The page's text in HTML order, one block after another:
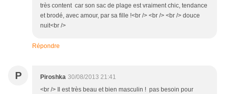
très content car son sac de plage est vraiment chic, tendance
et brodé, avec amour, par sa fille !<br /> <br /> <br /> douce
nuit<br />
Répondre
P Piroshka 30/08/2013 21:41
<br /> Il est très beau et bien masculin ! pas besoin pour